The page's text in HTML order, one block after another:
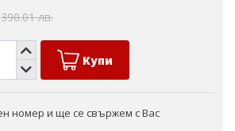
390.01 лв.
Купи
номер и ще се свържем с Вас